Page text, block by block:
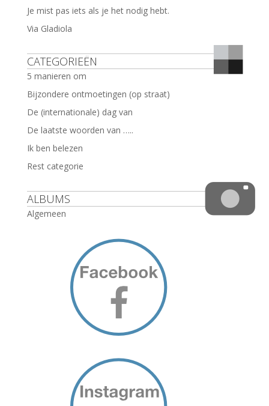
Je mist pas iets als je het nodig hebt.
Via Gladiola
CATEGORIEËN
5 manieren om
Bijzondere ontmoetingen (op straat)
De (internationale) dag van
De laatste woorden van …..
Ik ben belezen
Rest categorie
ALBUMS
Algemeen